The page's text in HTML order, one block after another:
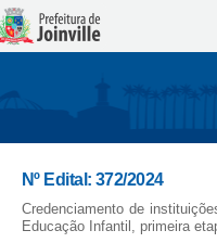
Nº Edital: 372/2024
Credenciamento de
Educação Infantil, primeira